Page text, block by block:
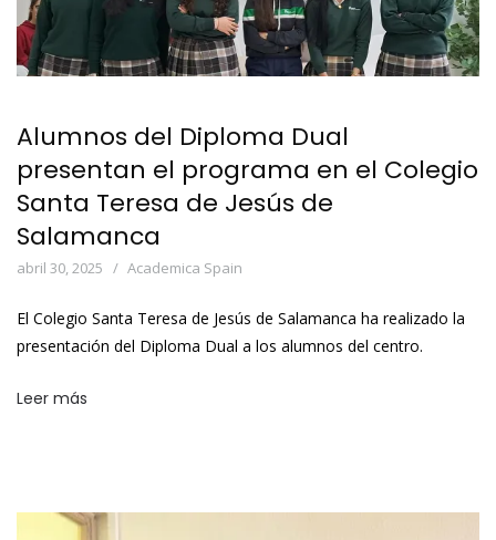
Alumnos del Diploma Dual
presentan el programa en el Colegio
Santa Teresa de Jesús de
Salamanca
abril 30, 2025 Academica Spain
El Colegio Santa Teresa de Jesús de Salamanca ha realizado la
presentación del Diploma Dual a los alumnos del centro.
Leer más